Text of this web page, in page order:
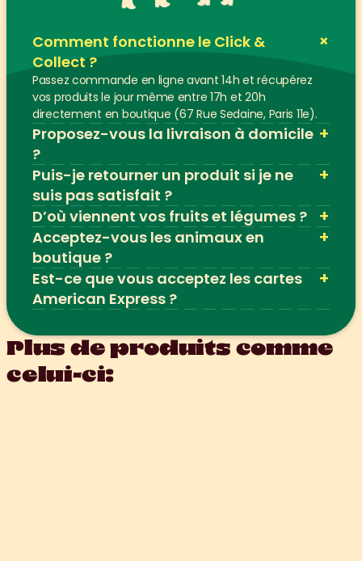
Comment fonctionne le Click &
Collect ?
+
Passez commande en ligne avant 14h et récupérez
vos produits le jour même entre 17h et 20h
directement en boutique (67 Rue Sedaine, Paris 11e).
Proposez-vous la livraison à domicile
?
+
Puis-je retourner un produit si je ne
suis pas satisfait ?
+
D’où viennent vos fruits et légumes ? +
Acceptez-vous les animaux en
boutique ?
+
Est-ce que vous acceptez les cartes
American Express ?
+
Plus de produits comme
celui-ci: